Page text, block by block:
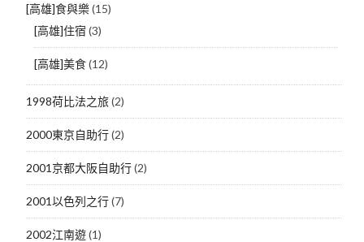
[高雄]食與樂(15)
[高雄]住宿 (3)
[高雄]美食(12)
1998荷比法之旅(2)
2000東京自助行(2)
2001京都大阪自助行(2)
2001以色列之行(7)
2002江南遊(1)